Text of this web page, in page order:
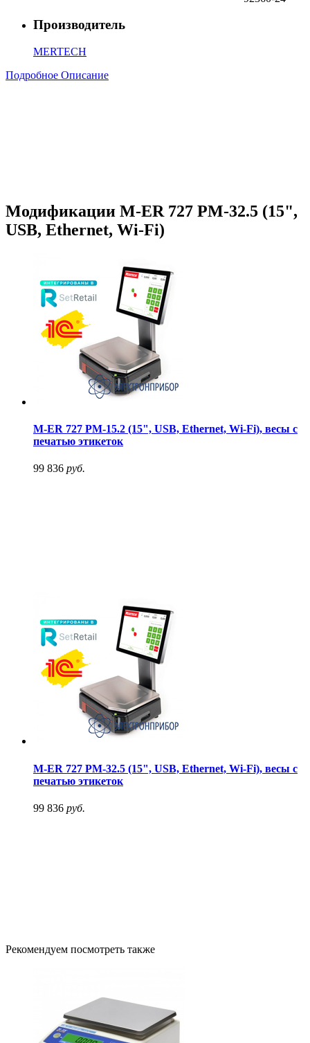
Производитель
MERTECH
Подробное Описание
Модификации M-ER 727 PM-32.5 (15",
USB, Ethernet, Wi-Fi)
M-ER 727 PM-15.2 (15", USB, Ethernet, Wi-Fi), весы с
печатью этикеток
99 836 руб.
M-ER 727 PM-32.5 (15", USB, Ethernet, Wi-Fi), весы с
печатью этикеток
99 836 руб.
Рекомендуем посмотреть также